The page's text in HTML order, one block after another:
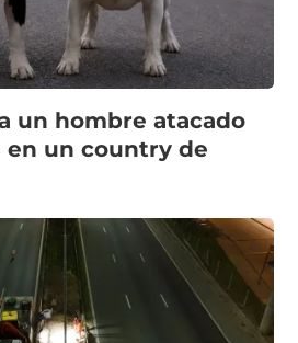
un hombre atacado
en un country de